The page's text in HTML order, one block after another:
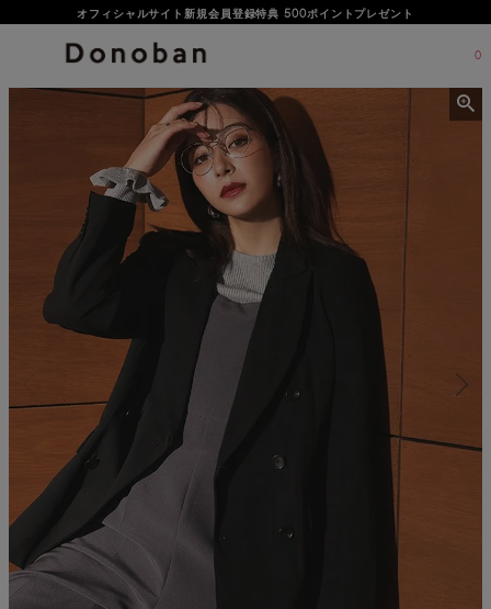
オフィシャルサイト新規会員登録特典 500ポイントプレゼント
0